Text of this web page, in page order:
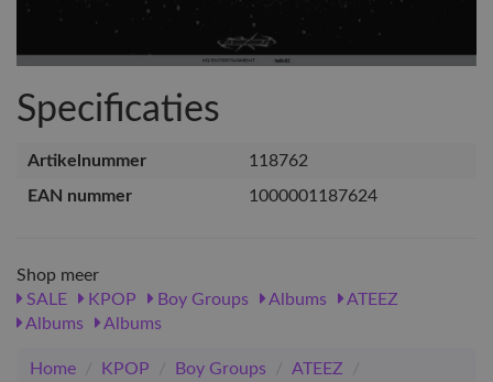
Specificaties
Artikelnummer
118762
EAN nummer
1000001187624
Shop meer
SALE
KPOP Boy Groups Albums
ATEEZ
Albums
Albums
Home / KPOP / Boy Groups / ATEEZ
/